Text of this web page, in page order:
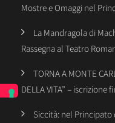
Mostre e Omaggi nel
La Mandragola di
Rassegna al Teatro
TORNA A MONTE
DELLA VITA” – iscrizione
Siccità: nel